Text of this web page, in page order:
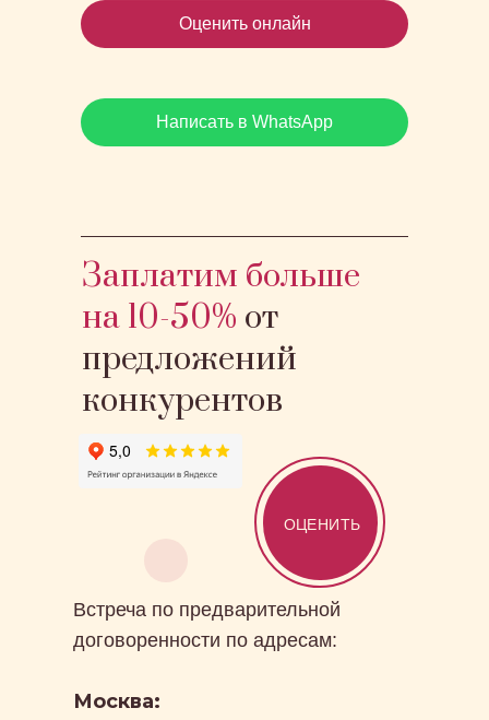
Написать в WhatsApp
Оценить онлайн
Написать в MAX
Написать в Telegram
Встреча по предварительной
договоренности по адресам:
Москва:
Заплатим больше
на 10-50% от
предложений
конкурентов
ОЦЕНИТЬ